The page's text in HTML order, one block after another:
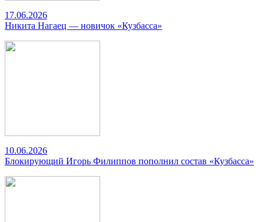
17.06.2026
Никита Нагаец — новичок «Кузбасса»
10.06.2026
Блокирующий Игорь Филиппов пополнил состав «Кузбасса»